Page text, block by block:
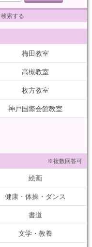
索する
梅田教室
高槻教室
枚方教室
神戸国際会館教室
※複数回答可
絵画
健康・体操・ダンス
書道
文学・教養